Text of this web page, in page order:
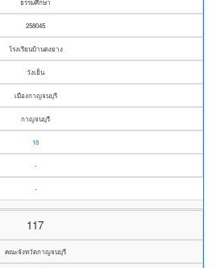
ธรรมศึกษา
258045
โรงเรียนบ้านดงยาง
วังเย็น
เมืองกาญจนบุรี
กาญจนบุรี
18
-
-
117
คณะจังหวัดกาญจนบุรี